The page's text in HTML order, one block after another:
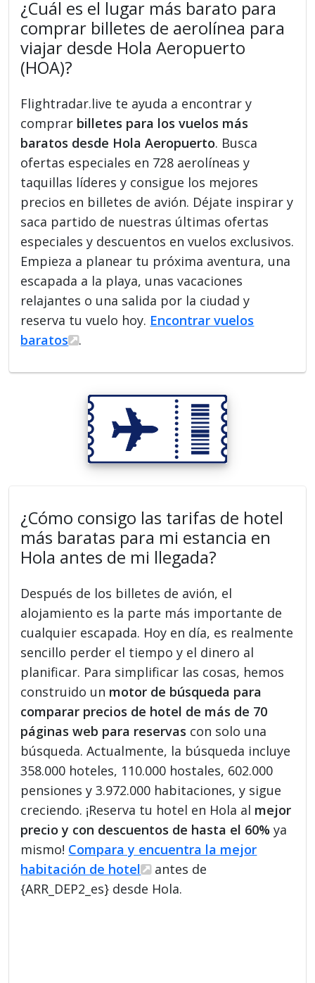
¿Cuál es el lugar más barato para
comprar billetes de aerolínea para
viajar desde Hola Aeropuerto
(HOA)?
Flightradar.live te ayuda a encontrar y
comprar billetes para los vuelos más
baratos desde Hola Aeropuerto. Busca
ofertas especiales en 728 aerolíneas y
taquillas líderes y consigue los mejores
precios en billetes de avión. Déjate inspirar y
saca partido de nuestras últimas ofertas
especiales y descuentos en vuelos exclusivos.
Empieza a planear tu próxima aventura, una
escapada a la playa, unas vacaciones
relajantes o una salida por la ciudad y
reserva tu vuelo hoy. Encontrar vuelos
baratos
.
¿Cómo consigo las tarifas de hotel
más baratas para mi estancia en
Hola antes de mi llegada?
Después de los billetes de avión, el
alojamiento es la parte más importante de
cualquier escapada. Hoy en día, es realmente
sencillo perder el tiempo y el dinero al
planificar. Para simplificar las cosas, hemos
construido un motor de búsqueda para
comparar precios de hotel de más de 70
páginas web para reservas con solo una
búsqueda. Actualmente, la búsqueda incluye
358.000 hoteles, 110.000 hostales, 602.000
pensiones y 3.972.000 habitaciones, y sigue
creciendo. ¡Reserva tu hotel en Hola al mejor
precio y con descuentos de hasta el 60% ya
mismo! Compara y encuentra la mejor
habitación de hotel
antes de
{ARR_DEP2_es} desde Hola.